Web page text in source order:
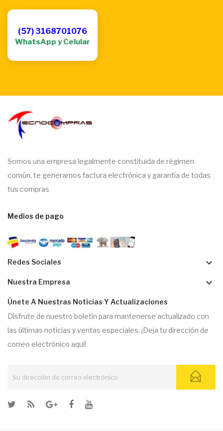
(57) 3168701076
WhatsApp y Celular
Somos una empresa legalmente constituida de régimen
común, te generamos factura electrónica y garantía de todas
tus compras
Medios de pago
Redes Sociales keyboard_arrow_down
Nuestra Empresa keyboard_arrow_down
Únete A Nuestras Noticias Y Actualizaciones
Disfrute de nuestro boletín para mantenerse actualizado con
las últimas noticias y ventas especiales. ¡Deja tu dirección de
correo electrónico aquí!